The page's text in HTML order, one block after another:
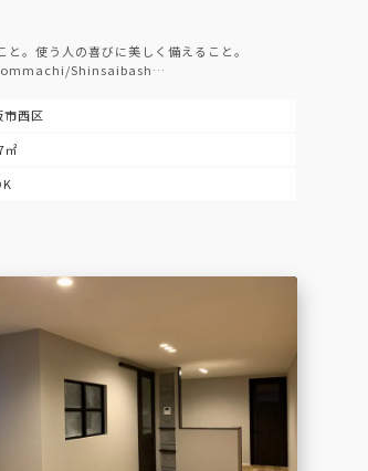
と。使う人の喜びに美しく備えること。
Shinsaibash…
市西区
㎡